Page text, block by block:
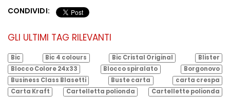
CONDIVIDI:
GLI ULTIMI TAG RILEVANTI
Bic Bic 4 colours Bic Cristal Original
Blister
Blocco Colore 24x33
Blocco spiralato
Borgonovo
Business Class Blasetti
Buste carta
carta crespa
Carta Kraft
Cartelletta polionda
Cartellette polionda